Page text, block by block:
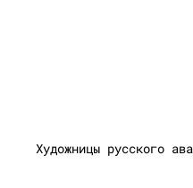
Художницы русского